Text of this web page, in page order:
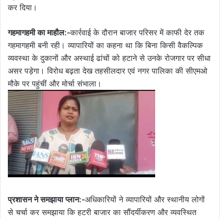
कर दिया।
गहमागहमी का माहौल:-कार्रवाई के दौरान बाजार परिसर में काफी देर तक
गहमागहमी बनी रही। व्यापारियों का कहना था कि बिना किसी वैकल्पिक
व्यवस्था के दुकानों और अस्थाई ढांचों को हटाने से उनके रोजगार पर सीधा
असर पड़ेगा। विरोध बढ़ता देख तहसीलदार एवं नगर पालिका की सीएमओ
मौके पर पहुंचीं और मोर्चा संभाला।
प्रशासन ने समझाया प्लान:-अधिकारियों ने व्यापारियों और स्थानीय लोगों
से चर्चा कर समझाया कि हटरी बाजार का सौंदर्यीकरण और व्यवस्थित